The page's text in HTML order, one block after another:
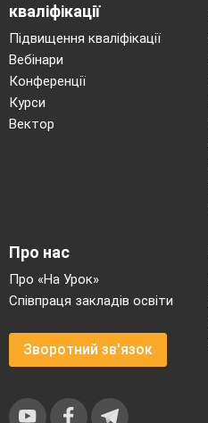
кваліфікації
Підвищення кваліфікації
Вебінари
Конференції
Курси
Вектор
Про нас
Про «На Урок»
Співпраця закладів освіти
Зворотний зв'язок